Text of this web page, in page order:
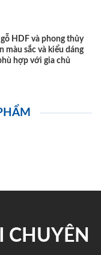
HDF và phong thủy
màu sắc và kiểu dáng
hợp với gia chủ
CHUYÊN